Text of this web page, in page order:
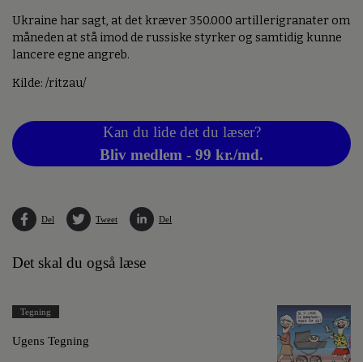
Ukraine har sagt, at det kræver 350.000 artillerigranater om
måneden at stå imod de russiske styrker og samtidig kunne
lancere egne angreb.
Kilde: /ritzau/
Kan du lide det du læser?
Bliv medlem - 99 kr./md.
Del Tweet Del
Det skal du også læse
Tegning
Ugens Tegning